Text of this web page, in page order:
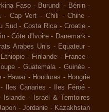
Faso - Burundi - Bénin -
- Cap Vert - Chili -Chine -
Sud -Costa Rica -Croatie -
-Côte d'Ivoire - Danemark -
Arabes Unis - Equateur -
Ethiopie - Finlande - France -
- Guatemala - Guinée -
- Hawaï - Honduras - Hongrie
- Iles Canaries - Iles Féroé -
Islande -
Israël & Territoires
- Jordanie - Kazakhstan